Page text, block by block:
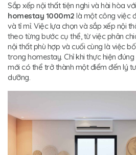
Sắp xếp nội thất tiện nghi và hài hòa
homestay 1000m2 là một công việc
và tỉ mỉ. Việc lựa chọn và sắp xếp nội
theo từng bước cụ thể, từ việc phân
nội thất phù hợp và cuối cùng là việc
trong homestay. Chỉ khi thực hiện
mới có thể trở thành một điểm đến lý
dưỡng.